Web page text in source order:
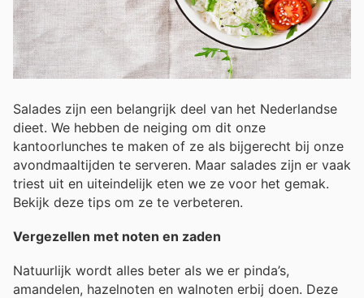
Salades zijn een belangrijk deel van het Nederlandse
dieet. We hebben de neiging om dit onze
kantoorlunches te maken of ze als bijgerecht bij onze
avondmaaltijden te serveren. Maar salades zijn er vaak
triest uit en uiteindelijk eten we ze voor het gemak.
Bekijk deze tips om ze te verbeteren.
Vergezellen met noten en zaden
Natuurlijk wordt alles beter als we er pinda’s,
amandelen, hazelnoten en walnoten erbij doen. Deze